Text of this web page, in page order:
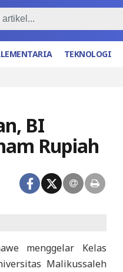
TEKNOLOGI
BI
Rupiah
menggelar Kelas
Malikussaleh